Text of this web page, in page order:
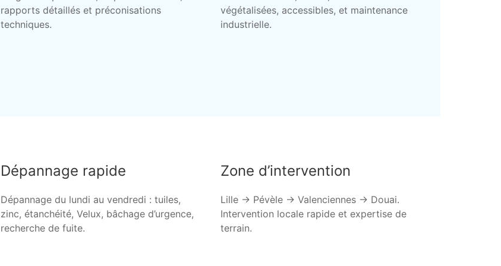
rapports détaillés et préconisations
techniques.
végétalisées, accessibles, et maintenance
industrielle.
Dépannage rapide
Dépannage du lundi au vendredi : tuiles,
zinc, étanchéité, Velux, bâchage d’urgence,
recherche de fuite.
Zone d’intervention
Lille → Pévèle → Valenciennes → Douai.
Intervention locale rapide et expertise de
terrain.